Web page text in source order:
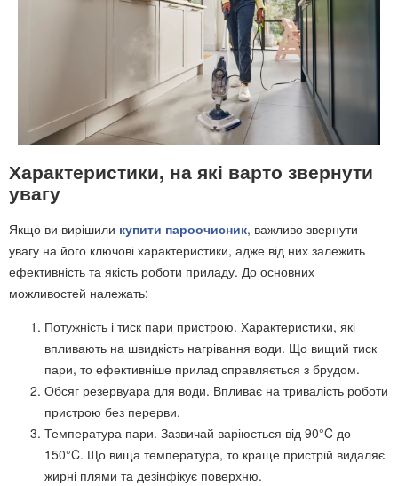
Характеристики, на які варто звернути
увагу
Якщо ви вирішили купити пароочисник, важливо звернути
увагу на його ключові характеристики, адже від них залежить
ефективність та якість роботи приладу. До основних
можливостей належать:
Потужність і тиск пари пристрою. Характеристики, які
впливають на швидкість нагрівання води. Що вищий тиск
пари, то ефективніше прилад справляється з брудом.
Обсяг резервуара для води. Впливає на тривалість роботи
пристрою без перерви.
Температура пари. Зазвичай варіюється від 90°C до
150°C. Що вища температура, то краще пристрій видаляє
жирні плями та дезінфікує поверхню.